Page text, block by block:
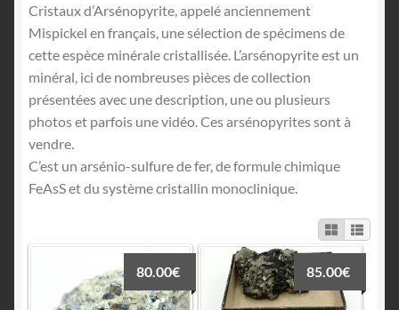
Achat
Mon compte
Français
Blog
Achat
Contactez-nous
Sites amis
Cristaux d’Arsénopyrite, appelé anciennement
Mispickel en français, une sélection de spécimens de
cette espèce minérale cristallisée. L’arsénopyrite est un
minéral, ici de nombreuses pièces de collection
présentées avec une description, une ou plusieurs
photos et parfois une vidéo. Ces arsénopyrites sont à
vendre.
C’est un arsénio-sulfure de fer, de formule chimique
FeAsS et du système cristallin monoclinique.
80.00€ 85.00€